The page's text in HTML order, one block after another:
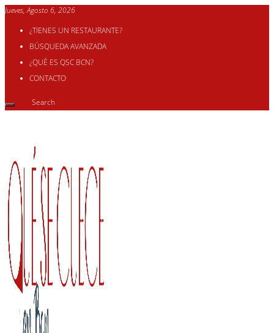
Jueves, Agosto 6, 2026
¿TIENES UN RESTAURANTE?
BÚSQUEDA AVANZADA
¿QUÉ ES QSC BCN?
CONTACTO